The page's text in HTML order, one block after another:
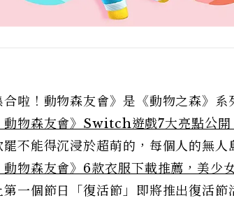
合啦！動物森友會》是《動物之森》
動物森友會》Switch遊戲7大亮點公
罷不能得沉浸於超萌的，每個人的無
動物森友會》6款衣服下載推薦，美
第一個節日「復活節」即將推出復活節